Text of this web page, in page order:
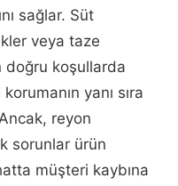
sağlar. Süt
veya taze
doğru koşullarda
yanı sıra
reyon
sorunlar ürün
müşteri kaybına